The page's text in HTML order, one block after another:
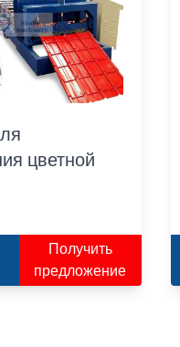
цветной
Получить
предложение